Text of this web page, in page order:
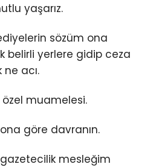
yaşarız.
sözüm ona
belirli yerlere gidip ceza
ne acı.
muamelesi.
göre davranın.
gazetecilik mesleğim